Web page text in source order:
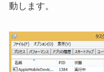
動します。